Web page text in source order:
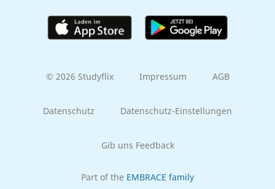
© 2026 Studyflix Impressum AGB
Datenschutz Datenschutz-Einstellungen
Gib uns Feedback
Part of the EMBRACE family